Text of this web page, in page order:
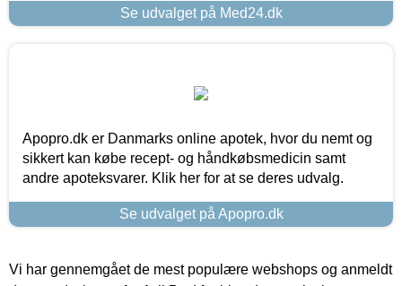
Se udvalget på Med24.dk
Apopro.dk er Danmarks online apotek, hvor du nemt og
sikkert kan købe recept- og håndkøbsmedicin samt
andre apoteksvarer. Klik her for at se deres udvalg.
Se udvalget på Apopro.dk
Vi har gennemgået de mest populære webshops og anmeldt